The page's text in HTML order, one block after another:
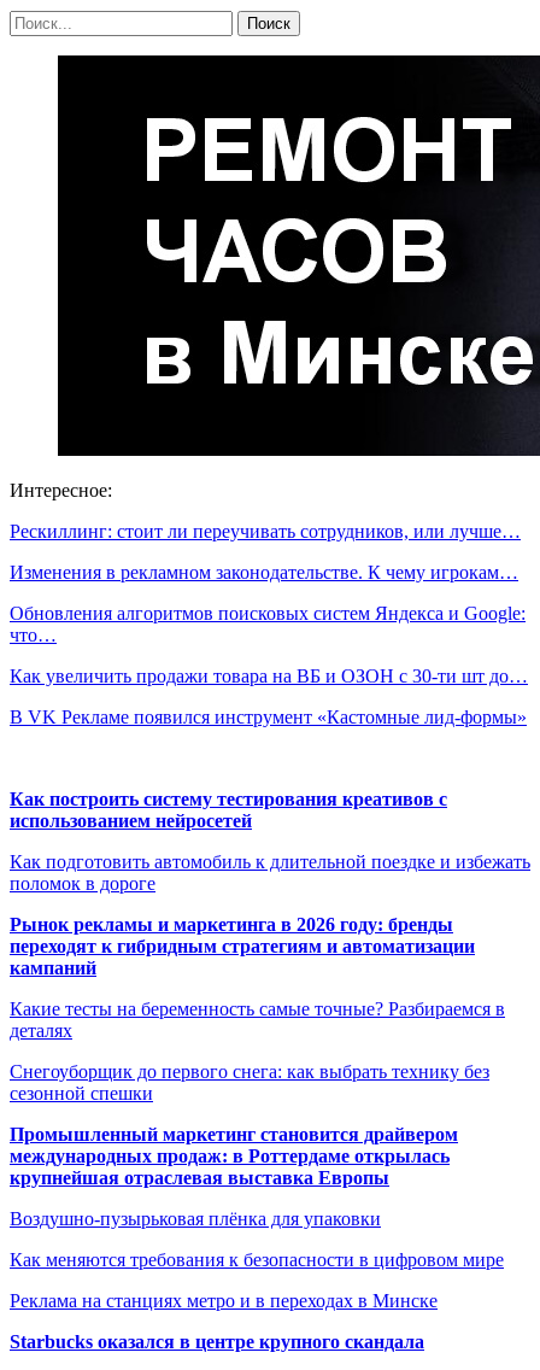
Интересное:
Рескиллинг: стоит ли переучивать сотрудников, или лучше…
Изменения в рекламном законодательстве. К чему игрокам…
Обновления алгоритмов поисковых систем Яндекса и Google:
что…
Как увеличить продажи товара на ВБ и ОЗОН с 30-ти шт до…
В VK Рекламе появился инструмент «Кастомные лид-формы»
Как построить систему тестирования креативов с
использованием нейросетей
Как подготовить автомобиль к длительной поездке и избежать
поломок в дороге
Рынок рекламы и маркетинга в 2026 году: бренды
переходят к гибридным стратегиям и автоматизации
кампаний
Какие тесты на беременность самые точные? Разбираемся в
деталях
Снегоуборщик до первого снега: как выбрать технику без
сезонной спешки
Промышленный маркетинг становится драйвером
международных продаж: в Роттердаме открылась
крупнейшая отраслевая выставка Европы
Воздушно-пузырьковая плёнка для упаковки
Как меняются требования к безопасности в цифровом мире
Реклама на станциях метро и в переходах в Минске
Starbucks оказался в центре крупного скандала